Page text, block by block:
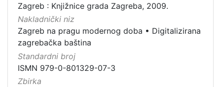
Zagreb : Knjižnice grada Zagreba, 2009.
Nakladnički niz
Zagreb na pragu modernog doba • Digitalizirana
zagrebačka baština
Standardni broj
ISMN 979-0-801329-07-3
Zbirka